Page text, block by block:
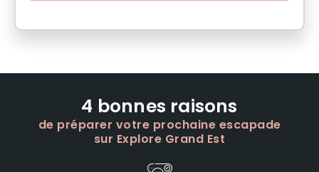
4 bonnes raisons
de préparer votre prochaine escapade
sur Explore Grand Est